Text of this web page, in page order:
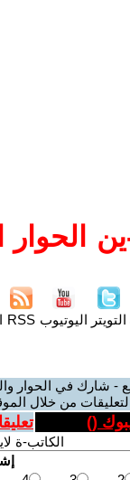
الحوار
التويتر اليوتيوب RSS
- شارك في الحوار
من خلال
(
)
الكاتب-ة